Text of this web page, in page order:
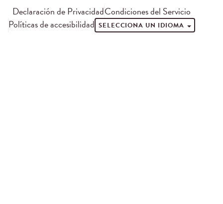
Declaración de PrivacidadCondiciones del Servicio
Políticas de accesibilidad SELECCIONA UN IDIOMA